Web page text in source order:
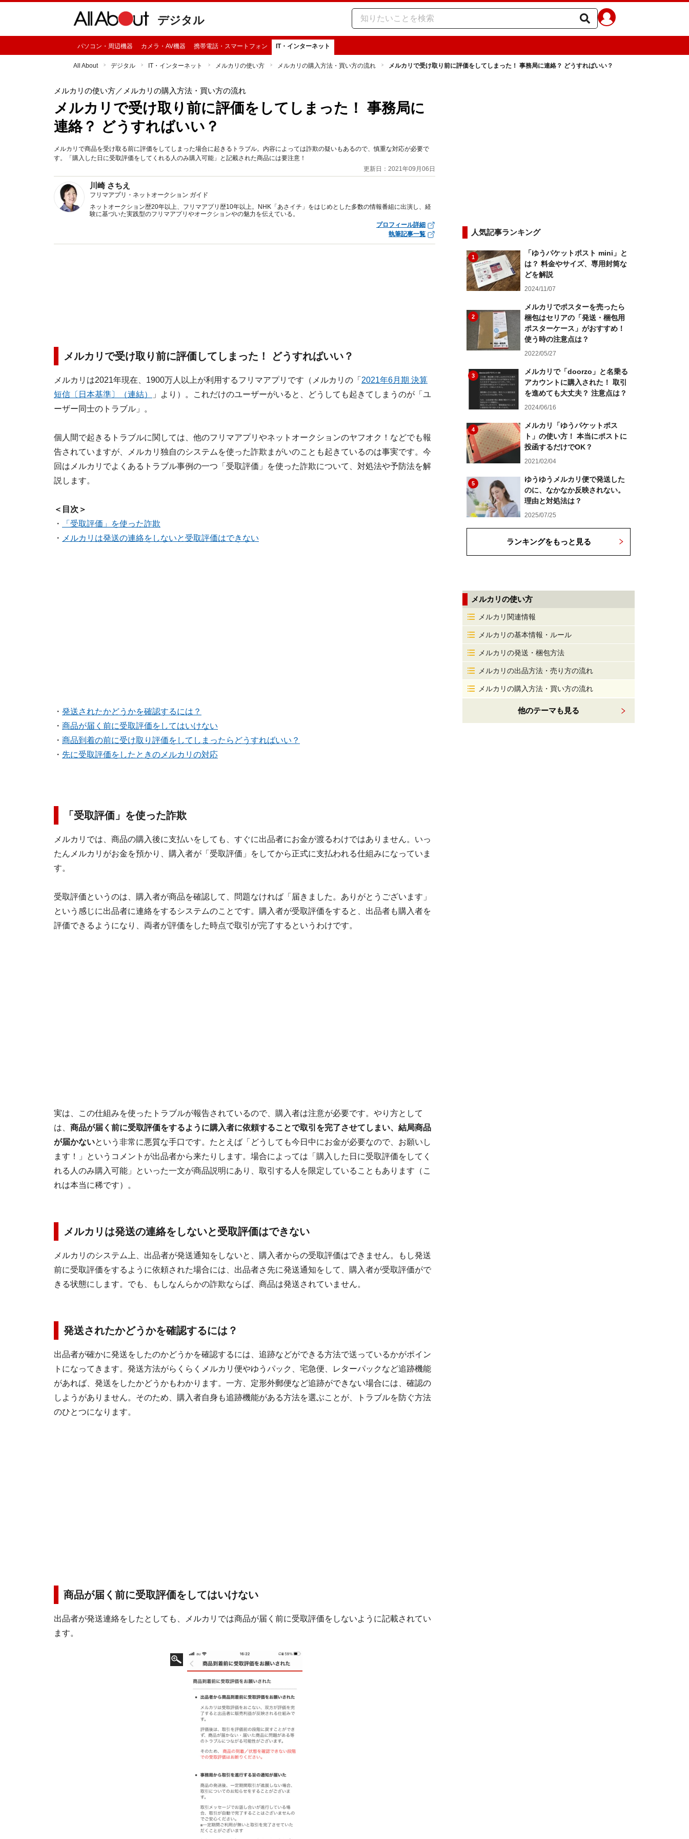
デジタル
パソコン・周辺機器 カメラ・AV機器 携帯電話・スマートフォン IT・インターネット
All About デジタル IT・インターネット メルカリの使い方 メルカリの購入方法・買い方の流れ メルカリで受け取り前に評価をしてしまった！ 事務局に連絡？ どうすればいい？
メルカリの使い方／メルカリの購入方法・買い方の流れ
メルカリで受け取り前に評価をしてしまった！ 事務局に
連絡？ どうすればいい？
メルカリで商品を受け取る前に評価をしてしまった場合に起きるトラブル。内容によっては詐欺の疑いもあるので、慎重な対応が必要で
す。「購入した日に受取評価をしてくれる人のみ購入可能」と記載された商品には要注意！
更新日：2021年09月06日
川崎 さちえ
フリマアプリ・ネットオークション ガイド
ネットオークション歴20年以上、フリマアプリ歴10年以上。NHK「あさイチ」をはじめとした多数の情報番組に出演し、経
験に基づいた実践型のフリマアプリやオークションやの魅力を伝えている。
プロフィール詳細
執筆記事一覧
メルカリで受け取り前に評価してしまった！ どうすればいい？
メルカリは2021年現在、1900万人以上が利用するフリマアプリです（メルカリの「 2021年6月期 決算
短信〔日本基準〕（連結）
」より）。これだけのユーザーがいると、どうしても起きてしまうのが「ユ
ーザー同士のトラブル」。
個人間で起きるトラブルに関しては、他のフリマアプリやネットオークションのヤフオク！などでも報
告されていますが、メルカリ独自のシステムを使った詐欺まがいのことも起きているのは事実です。今
回はメルカリでよくあるトラブル事例の一つ「受取評価」を使った詐欺について、対処法や予防法を解
説します。
＜目次＞
・
「受取評価」を使った詐欺
・ メルカリは発送の連絡をしないと受取評価はできない
・ 発送されたかどうかを確認するには？
・ 商品が届く前に受取評価をしてはいけない
・ 商品到着の前に受け取り評価をしてしまったらどうすればいい？
・ 先に受取評価をしたときのメルカリの対応
「受取評価」を使った詐欺
メルカリでは、商品の購入後に支払いをしても、すぐに出品者にお金が渡るわけではありません。いっ
たんメルカリがお金を預かり、購入者が「受取評価」をしてから正式に支払われる仕組みになっていま
す。
受取評価というのは、購入者が商品を確認して、問題なければ「届きました。ありがとうございます」
という感じに出品者に連絡をするシステムのことです。購入者が受取評価をすると、出品者も購入者を
評価できるようになり、両者が評価をした時点で取引が完了するというわけです。
実は、この仕組みを使ったトラブルが報告されているので、購入者は注意が必要です。やり方として
は、 商品が届く前に受取評価をするように購入者に依頼することで取引を完了させてしまい、結局商品
が届かないという非常に悪質な手口です。たとえば「どうしても今日中にお金が必要なので、お願いし
ます！」というコメントが出品者から来たりします。場合によっては「購入した日に受取評価をしてく
れる人のみ購入可能」といった一文が商品説明にあり、取引する人を限定していることもあります（こ
れは本当に稀です）。
メルカリは発送の連絡をしないと受取評価はできない
メルカリのシステム上、出品者が発送通知をしないと、購入者からの受取評価はできません。もし発送
前に受取評価をするように依頼された場合には、出品者さ先に発送通知をして、購入者が受取評価がで
きる状態にします。でも、もしなんらかの詐欺ならば、商品は発送されていません。
発送されたかどうかを確認するには？
出品者が確かに発送をしたのかどうかを確認するには、追跡などができる方法で送っているかがポイン
トになってきます。発送方法がらくらくメルカリ便やゆうパック、宅急便、レターパックなど追跡機能
があれば、発送をしたかどうかもわかります。一方、定形外郵便など追跡ができない場合には、確認の
しようがありません。そのため、購入者自身も追跡機能がある方法を選ぶことが、トラブルを防ぐ方法
のひとつになります。
商品が届く前に受取評価をしてはいけない
出品者が発送連絡をしたとしても、メルカリでは商品が届く前に受取評価をしないように記載されてい
ます。
人気記事ランキング
1
「ゆうパケットポスト mini」と
は？ 料金やサイズ、専用封筒な
どを解説
2024/11/07
2
メルカリでポスターを売ったら
梱包はセリアの「発送・梱包用
ポスターケース」がおすすめ！
使う時の注意点は？
2022/05/27
3
メルカリで「doorzo」と名乗る
アカウントに購入された！ 取引
を進めても大丈夫？ 注意点は？
2024/06/16
4
メルカリ「ゆうパケットポス
ト」の使い方！ 本当にポストに
投函するだけでOK？
2021/02/04
5
ゆうゆうメルカリ便で発送した
のに、なかなか反映されない。
理由と対処法は？
2025/07/25
ランキングをもっと見る
メルカリの使い方
メルカリ関連情報
メルカリの基本情報・ルール
メルカリの発送・梱包方法
メルカリの出品方法・売り方の流れ
メルカリの購入方法・買い方の流れ
他のテーマも見る